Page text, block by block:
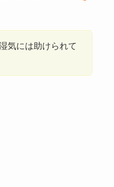
気には助けられて